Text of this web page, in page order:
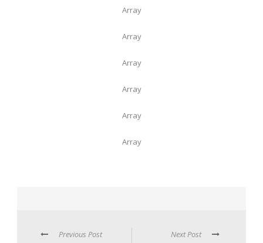
Array
Array
Array
Array
Array
Array
Previous Post Next Post